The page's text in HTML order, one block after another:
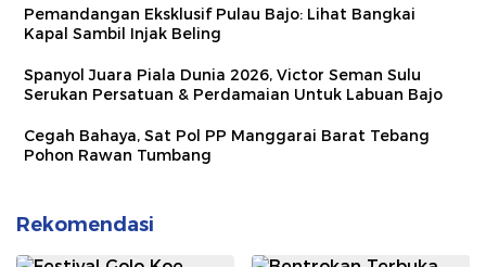
Pemandangan Eksklusif Pulau Bajo: Lihat Bangkai
Kapal Sambil Injak Beling
Spanyol Juara Piala Dunia 2026, Victor Seman Sulu
Serukan Persatuan & Perdamaian Untuk Labuan Bajo
Cegah Bahaya, Sat Pol PP Manggarai Barat Tebang
Pohon Rawan Tumbang
Rekomendasi